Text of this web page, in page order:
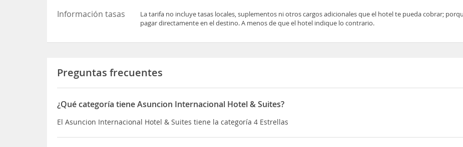
Información tasas
La tarifa no incluye tasas locales, suplementos ni otros cargos adicionales que el hotel te pueda cobrar;
pagar directamente en el destino. A menos de que el hotel indique lo contrario.
Preguntas frecuentes
¿Qué categoría tiene Asuncion Internacional Hotel & Suites?
El Asuncion Internacional Hotel & Suites tiene la categoría 4 Estrellas